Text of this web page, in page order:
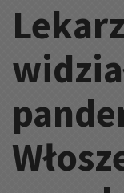
Kategorie: